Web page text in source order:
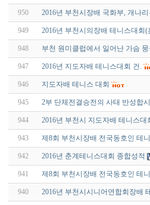
950 2016년 부천시장배 국화부, 개나
949 2016년 부천시의장배 테니스대회(
948 부천 원미클럽에서 일어난 가슴
947 2016년 지도자배 테니스대회 건.
946 지도자배 테니스 대회
945 2부 단체전결승전의 사태 반성합
944 2016년 부천시 지도자배 테니스대
943 제8회 부천시장배 전국동호인 테
942 2016년 춘계테니스대회 종합성적
941 제8회 부천시장배 전국동호인 테
940 2016년 부천시시니어연합회장배